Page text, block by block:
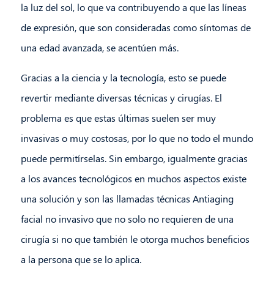
la luz del sol, lo que va contribuyendo a que las líneas
de expresión, que son consideradas como síntomas de
una edad avanzada, se acentúen más.
Gracias a la ciencia y la tecnología, esto se puede
revertir mediante diversas técnicas y cirugías. El
problema es que estas últimas suelen ser muy
invasivas o muy costosas, por lo que no todo el mundo
puede permitírselas. Sin embargo, igualmente gracias
a los avances tecnológicos en muchos aspectos existe
una solución y son las llamadas técnicas Antiaging
facial no invasivo que no solo no requieren de una
cirugía si no que también le otorga muchos beneficios
a la persona que se lo aplica.